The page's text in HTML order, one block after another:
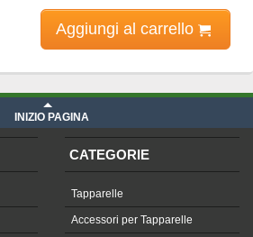
Aggiungi al carrello
INIZIO PAGINA
CATEGORIE
Tapparelle
Accessori per Tapparelle